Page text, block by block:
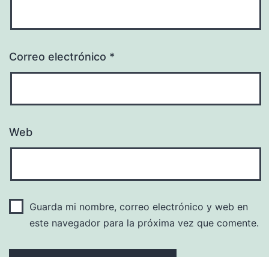
Correo electrónico *
Web
Guarda mi nombre, correo electrónico y web en
este navegador para la próxima vez que comente.